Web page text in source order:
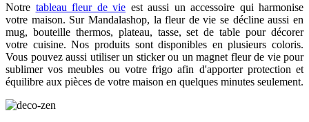
(1 avis)
Notre tableau fleur de vie est aussi un accessoire qui harmonise
votre maison. Sur Mandalashop, la fleur de vie se décline aussi en
mug, bouteille thermos, plateau, tasse, set de table pour décorer
votre cuisine. Nos produits sont disponibles en plusieurs coloris.
Vous pouvez aussi utiliser un sticker ou un magnet fleur de vie pour
sublimer vos meubles ou votre frigo afin d'apporter protection et
équilibre aux pièces de votre maison en quelques minutes seulement.